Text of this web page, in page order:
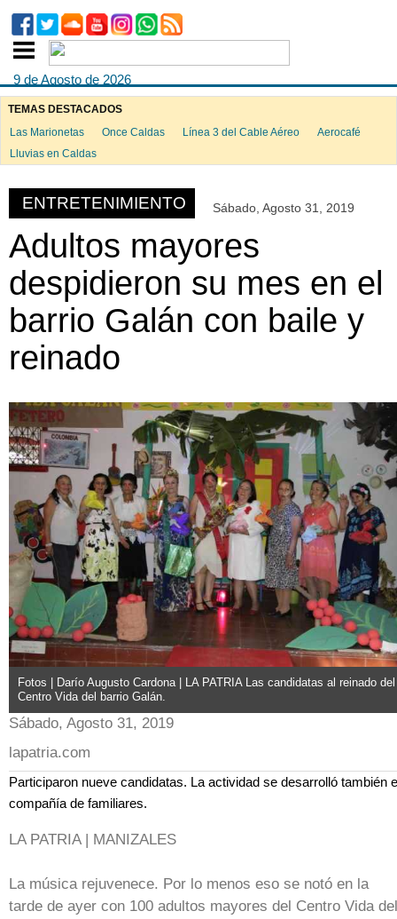
9 de Agosto de 2026
TEMAS DESTACADOS
Las Marionetas
Once Caldas Línea 3 del Cable Aéreo
Aerocafé
Lluvias en Caldas
ENTRETENIMIENTO Sábado, Agosto 31, 2019
Adultos mayores
despidieron su mes en el
barrio Galán con baile y
reinado
Fotos | Darío Augusto Cardona | LA PATRIA Las candidatas al reinado del
Centro Vida del barrio Galán.
Sábado, Agosto 31, 2019
lapatria.com
Participaron nueve candidatas. La actividad se desarrolló también
compañía de familiares.
LA PATRIA | MANIZALES
La música rejuvenece. Por lo menos eso se notó en la
tarde de ayer con 100 adultos mayores del Centro Vida del